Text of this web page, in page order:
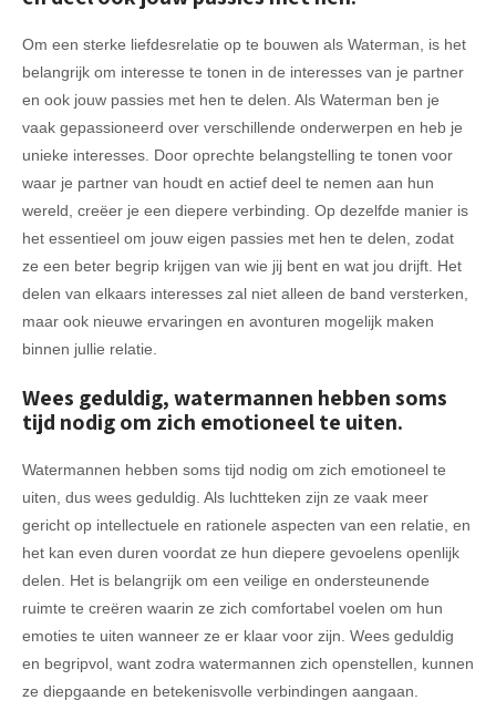
Om een sterke liefdesrelatie op te bouwen als Waterman, is het
belangrijk om interesse te tonen in de interesses van je partner
en ook jouw passies met hen te delen. Als Waterman ben je
vaak gepassioneerd over verschillende onderwerpen en heb je
unieke interesses. Door oprechte belangstelling te tonen voor
waar je partner van houdt en actief deel te nemen aan hun
wereld, creëer je een diepere verbinding. Op dezelfde manier is
het essentieel om jouw eigen passies met hen te delen, zodat
ze een beter begrip krijgen van wie jij bent en wat jou drijft. Het
delen van elkaars interesses zal niet alleen de band versterken,
maar ook nieuwe ervaringen en avonturen mogelijk maken
binnen jullie relatie.
Wees geduldig, watermannen hebben soms
tijd nodig om zich emotioneel te uiten.
Watermannen hebben soms tijd nodig om zich emotioneel te
uiten, dus wees geduldig. Als luchtteken zijn ze vaak meer
gericht op intellectuele en rationele aspecten van een relatie, en
het kan even duren voordat ze hun diepere gevoelens openlijk
delen. Het is belangrijk om een veilige en ondersteunende
ruimte te creëren waarin ze zich comfortabel voelen om hun
emoties te uiten wanneer ze er klaar voor zijn. Wees geduldig
en begripvol, want zodra watermannen zich openstellen, kunnen
ze diepgaande en betekenisvolle verbindingen aangaan.